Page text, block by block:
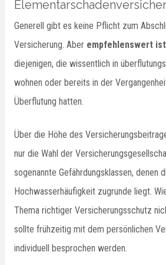
Generell gibt es keine Pflicht zum
Versicherung. Aber empfehlenswert
diejenigen, die wissentlich in
wohnen oder bereits in der
Überflutung hatten.
Über die Höhe des
nur die Wahl der
sogenannte Gefährdungsklassen, denen
Hochwasserhäufigkeit zugrunde liegt.
Thema richtiger Versicherungsschutz
sollte frühzeitig mit dem persönlichen
individuell besprochen werden.